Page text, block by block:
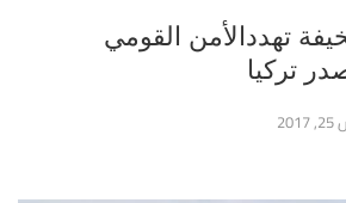
تهددالأمن القومي
تركيا